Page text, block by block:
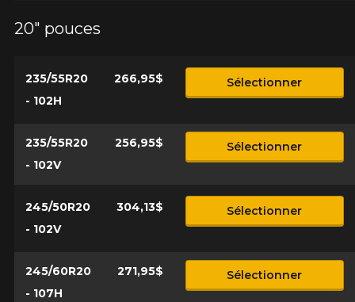
20" pouces
235/55R20
- 102H
266,95$ Sélectionner
235/55R20
- 102V
256,95$ Sélectionner
245/50R20
- 102V
304,13$ Sélectionner
245/60R20
- 107H
271,95$ Sélectionner